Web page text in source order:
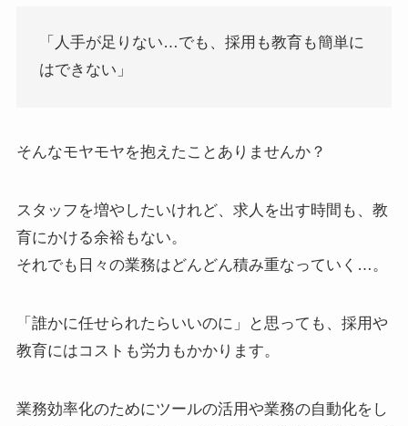
「人手が足りない…でも、採用も教育も簡単に
はできない」
そんなモヤモヤを抱えたことありませんか？
スタッフを増やしたいけれど、求人を出す時間も、教
育にかける余裕もない。
それでも日々の業務はどんどん積み重なっていく…。
「誰かに任せられたらいいのに」と思っても、採用や
教育にはコストも労力もかかります。
業務効率化のためにツールの活用や業務の自動化をし